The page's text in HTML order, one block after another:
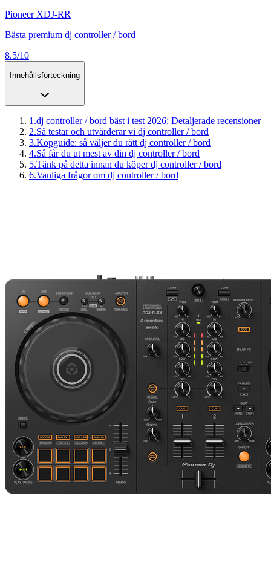
Pioneer XDJ-RR
Bästa premium dj controller / bord
8.5/10
Innehållsförteckning
1 .dj controller / bord bäst i test 2026: Detaljerade recensioner
2.Så testar och utvärderar vi dj controller / bord
3.Köpguide: så väljer du rätt dj controller / bord
4.Så får du ut mest av din dj controller / bord
5.Tänk på detta innan du köper dj controller / bord
6.Vanliga frågor om dj controller / bord